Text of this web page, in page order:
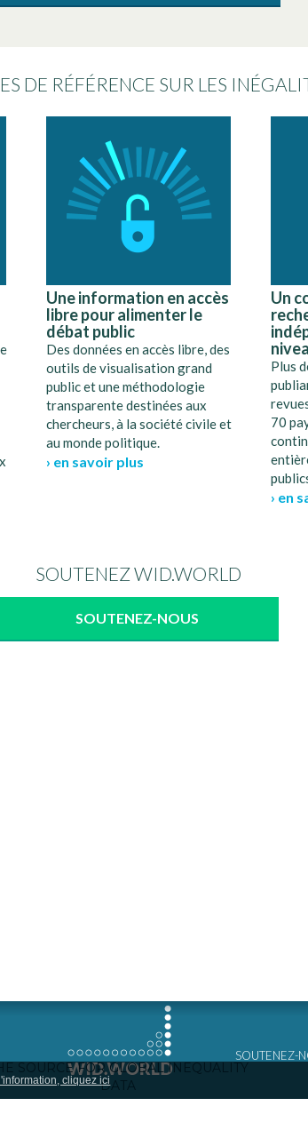
cliquez ici
DE RÉFÉRENCE SUR LES
Une information en accès
libre pour alimenter le
débat public
Des données en accès libre, des
outils de visualisation grand
public et une méthodologie
transparente destinées aux
chercheurs, à la société civile et
au monde politique.
› en savoir plus
Un
Plus
70
› en
SOUTENEZ WID.WORLD
SOUTENEZ-NOUS
SOUTENEZ-